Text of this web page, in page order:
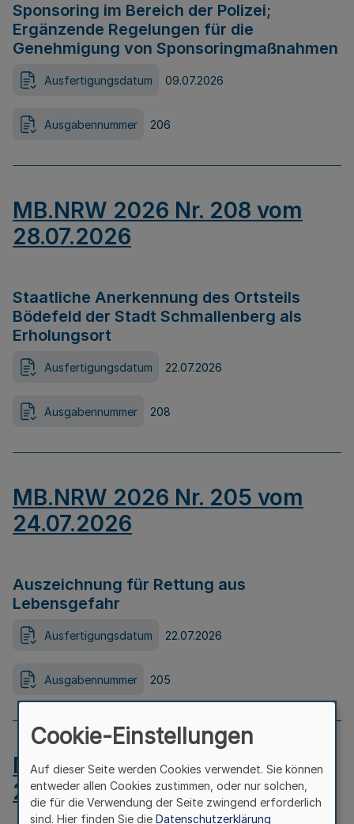
Sponsoring im Bereich der Polizei;
Ergänzende Regelungen für die
Genehmigung von Sponsoringmaßnahmen
Ausfertigungsdatum 09.07.2026
Ausgabennummer 206
MB.NRW 2026 Nr. 208 vom
28.07.2026
Staatliche Anerkennung des Ortsteils
Bödefeld der Stadt Schmallenberg als
Erholungsort
Ausfertigungsdatum 22.07.2026
Ausgabennummer 208
MB.NRW 2026 Nr. 205 vom
24.07.2026
Auszeichnung für Rettung aus
Lebensgefahr
Ausfertigungsdatum 22.07.2026
Ausgabennummer 205
MB.NRW 2026 Nr. 204 vom
24.07.2026
Cookie-Einstellungen
Auf dieser Seite werden Cookies verwendet. Sie können
entweder allen Cookies zustimmen, oder nur solchen,
die für die Verwendung der Seite zwingend erforderlich
sind. Hier finden Sie die Datenschutzerklärung